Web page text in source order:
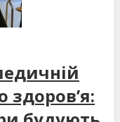
здоров’я: